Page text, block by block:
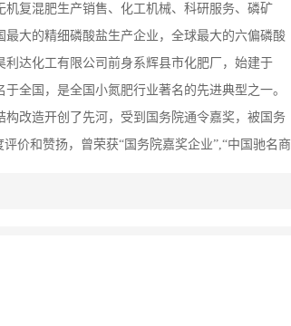
复混肥生产销售、化工机械、科研服务、磷矿
大的精细磷酸盐生产企业，全球最大的六偏磷酸
利达化工有限公司前身系辉县市化肥厂，始建于
全国，是全国小氮肥行业著名的先进典型之一。
改造开创了先河，受到国务院通令嘉奖，被国务
价和赞扬，曾荣获“国务院嘉奖企业”,“中国驰名商
。2012年和西北农林科技大学研发的硫酸脲复合
肥生产基地，力争跨入全国化肥行业前三强企